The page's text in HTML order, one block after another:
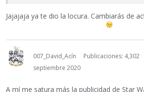
Jajajaja ya te dio la locura. Cambiarás de
007_David_Acín
Publicaciones: 4,302
septiembre 2020
A mí me satura más la publicidad de Star